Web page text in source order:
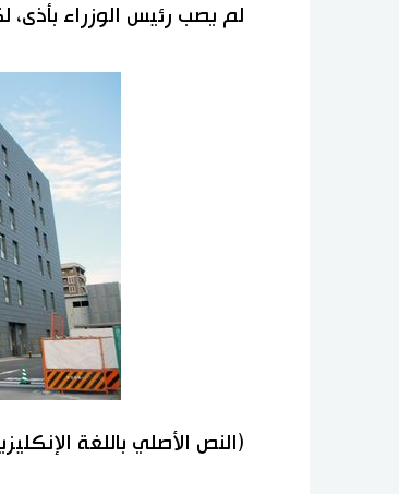
لم يصب رئيس الوزراء
(النص الأصلي باللغة